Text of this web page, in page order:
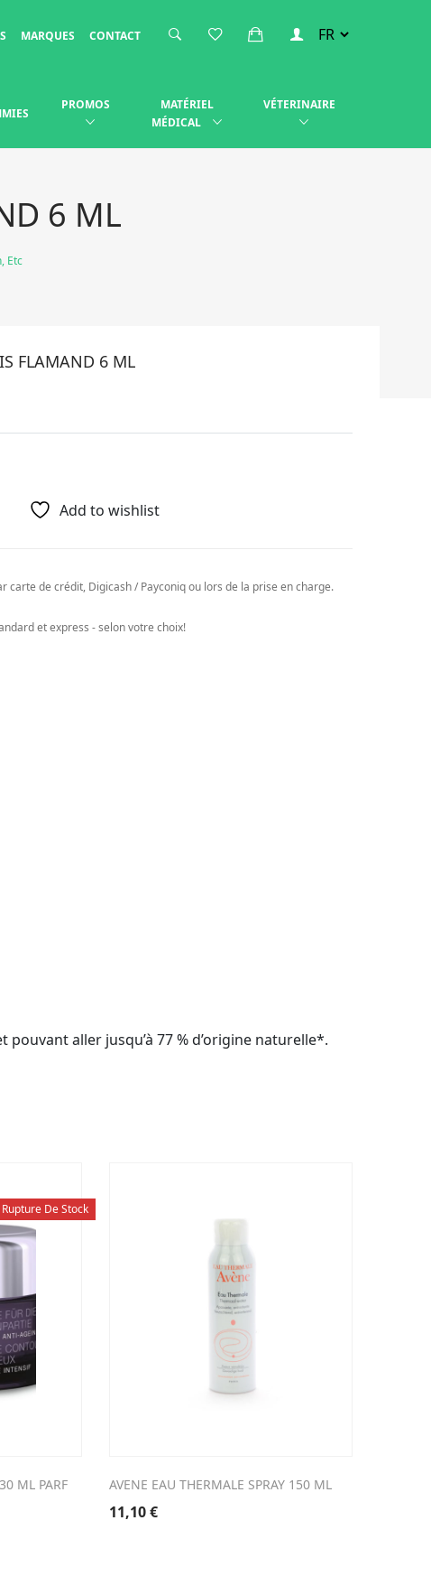
MARQUES CONTACT
PROMOS
MATÉRIEL
MÉDICAL
VÉTERINAIRE
6 ML
Etc
FLAMAND 6 ML
Add to wishlist
carte de crédit, Digicash / Payconiq ou lors de la prise en charge.
et express - selon votre choix!
aller jusqu’à 77 % d’origine naturelle*.
Rupture De Stock
ML PARF AVENE EAU THERMALE SPRAY 150 ML
11,10€